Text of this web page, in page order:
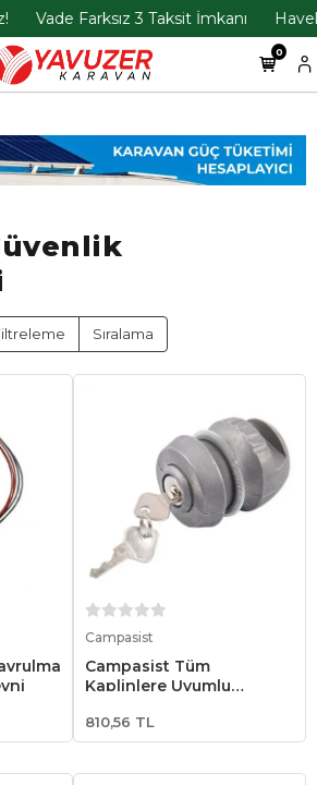
Vade Farksız 3 Taksit İmkanı
0
Sıralama
Campasist
Campasist Tüm
Kaplinlere Uyumlu
Kilidi
810,56 TL